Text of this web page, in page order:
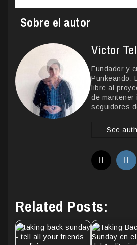
Sobre el autor
Victor
Fundador y
Punkeando.
libre al
de mantener
seguidores
See
Related Posts: